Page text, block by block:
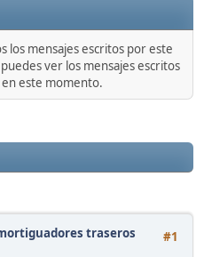
los mensajes escritos por este
ver los mensajes escritos
en este momento.
#1
traseros